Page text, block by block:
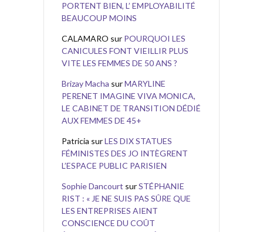
PORTENT BIEN, L’ EMPLOYABILITÉ
BEAUCOUP MOINS
CALAMARO sur POURQUOI LES
CANICULES FONT VIEILLIR PLUS
VITE LES FEMMES DE 50 ANS ?
Brizay Macha surMARYLINE
PERENET IMAGINE VIVA MONICA,
LE CABINET DE TRANSITION DÉDIÉ
AUX FEMMES DE 45+
Patricia surLES DIX STATUES
FÉMINISTES DES JO INTÈGRENT
L’ESPACE PUBLIC PARISIEN
Sophie Dancourt surSTÉPHANIE
RIST : « JE NE SUIS PAS SÛRE QUE
LES ENTREPRISES AIENT
CONSCIENCE DU COÛT